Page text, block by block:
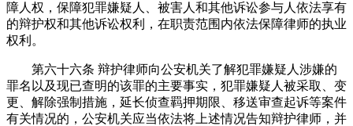
障人权，保障犯罪嫌疑人、被害人和其他诉讼参与人依法享有
的辩护权和其他诉讼权利，在职责范围内依法保障律师的执业
权利。
第六十六条 辩护律师向公安机关了解犯罪嫌疑人涉嫌的
罪名以及现已查明的该罪的主要事实，犯罪嫌疑人被采取、变
更、解除强制措施，延长侦查羁押期限、移送审查起诉等案件
有关情况的，公安机关应当依法将上述情况告知辩护律师，并